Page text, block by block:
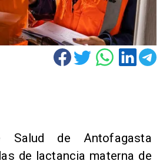
Salud de Antofagasta
de lactancia materna de